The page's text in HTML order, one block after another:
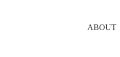
ABOUT